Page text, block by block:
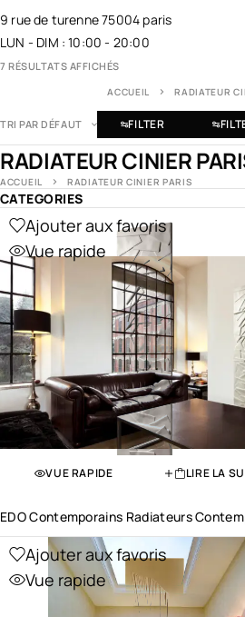
9 rue de turenne 75004 paris
LUN - DIM : 10:00 - 20:00
7 RÉSULTATS AFFICHÉS
ACCUEIL RADIATEUR
TRI PAR DÉFAUT FILTER
RADIATEUR CINIER
ACCUEIL RADIATEUR CINIER PARIS
CATEGORIES
Ajouter aux favoris
Vue rapide
VUE RAPIDE LIRE LA
EDO Contemporains Radiateurs
Ajouter aux favoris
Vue rapide